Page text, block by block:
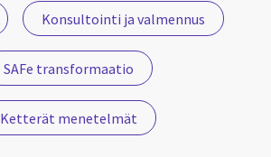
Konsultointi ja valmennus
SAFe transformaatio
Ketterät menetelmät